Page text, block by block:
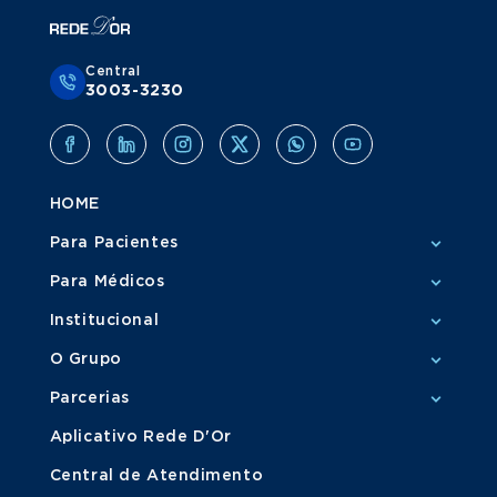
Central
3003-3230
HOME
Para Pacientes
Para Médicos
Institucional
O Grupo
Parcerias
Aplicativo Rede D'Or
Central de Atendimento